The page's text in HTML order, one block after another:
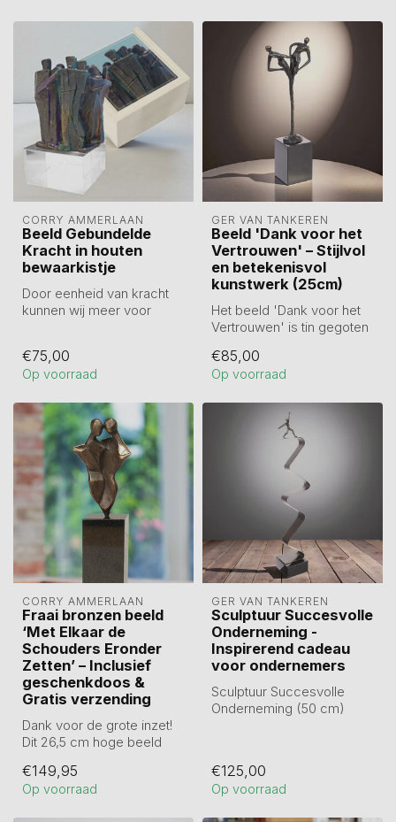
CORRY AMMERLAAN
Beeld Gebundelde
Kracht in houten
bewaarkistje
Door eenheid van kracht
kunnen wij meer voor
€75,00
Op voorraad
GER VAN TANKEREN
Beeld 'Dank voor het
Vertrouwen' – Stijlvol
en betekenisvol
kunstwerk (25cm)
Het beeld 'Dank voor het
Vertrouwen' is tin gegoten
(25 ...
€85,00
Op voorraad
CORRY AMMERLAAN
Fraai bronzen beeld
‘Met Elkaar de
Schouders Eronder
Zetten’ – Inclusief
geschenkdoos &
Gratis verzending
Dank voor de grote inzet!
Dit 26,5 cm hoge beeld
sokkel) t...
€149,95
Op voorraad
GER VAN TANKEREN
Sculptuur Succesvolle
Onderneming -
Inspirerend cadeau
voor ondernemers
Sculptuur Succesvolle
Onderneming (50 cm)
€125,00
Op voorraad